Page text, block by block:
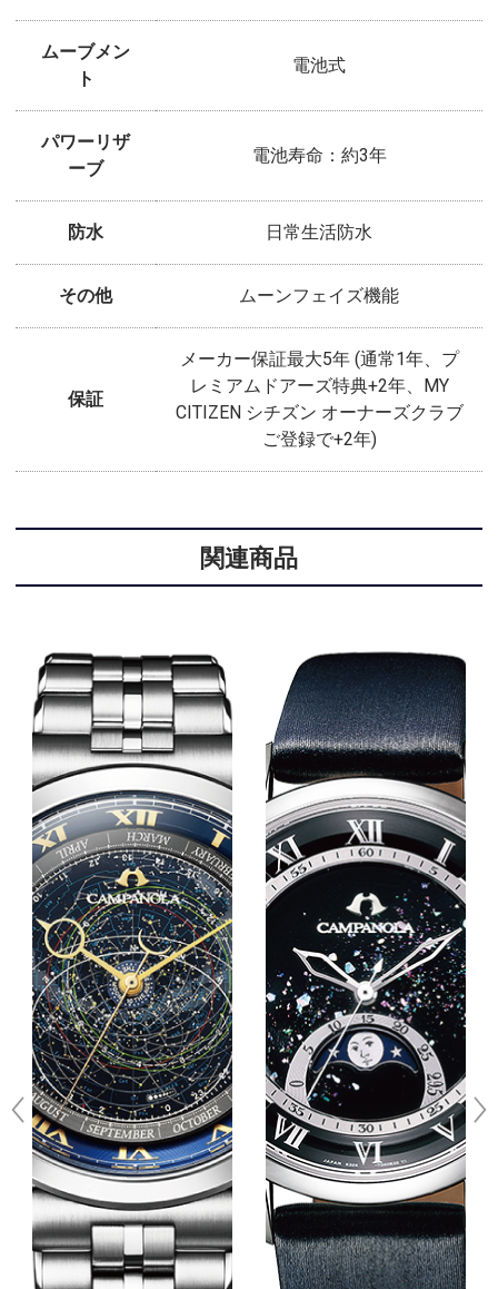
ムーブメン
ト
電池式
パワーリザ
ーブ
電池寿命：約3年
防水 日常生活防水
その他 ムーンフェイズ機能
保証
メーカー保証最大5年 (通常1年、プ
レミアムドアーズ特典+2年、MY
CITIZEN シチズン オーナーズクラブ
ご登録で+2年)
関連商品